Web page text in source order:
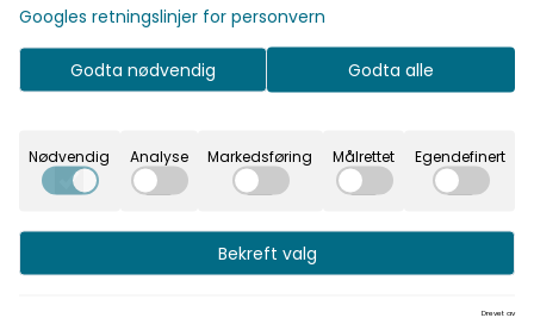
Legg i handlekurv
På lager
Rask levering
Fast fraktpris
Kvalitetsprodukter
Googles retningslinjer for personvern
Godta nødvendig Godta alle
Nødvendig Analyse Markedsføring Målrettet Egendefinert
Bekreft valg
Drevet av